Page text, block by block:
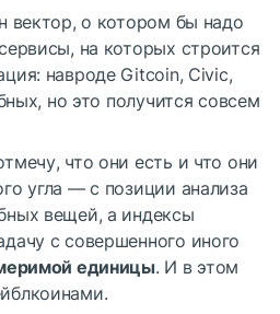
вектор, о котором бы надо
на которых строится
навроде Gitcoin, Civic,
но это получится совсем
что они есть и что они
угла — с позиции анализа
вещей, а индексы
с совершенного иного
единицы. И в этом